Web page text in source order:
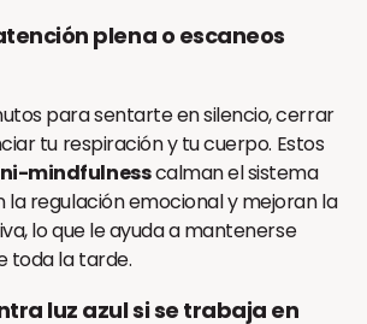
plena o escaneos
para sentarte en silencio, cerrar
tu respiración y tu cuerpo. Estos
mindfulnesscalman el sistema
la regulación emocional y mejoran la
lo que le ayuda a mantenerse
toda la tarde.
luz azul si se trabaja en